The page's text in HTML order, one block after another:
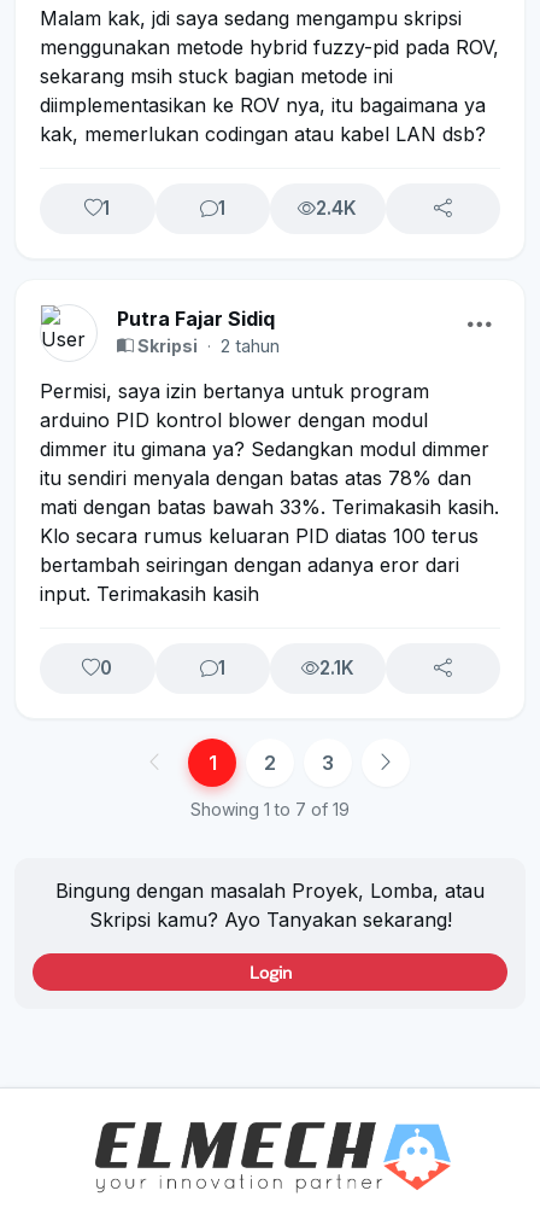
Malam kak, jdi saya sedang mengampu skripsi
menggunakan metode hybrid fuzzy-pid pada ROV,
sekarang msih stuck bagian metode ini
diimplementasikan ke ROV nya, itu bagaimana ya
kak, memerlukan codingan atau kabel LAN dsb?
1 1 2.4K
Putra Fajar Sidiq
Skripsi · 2 tahun
Permisi, saya izin bertanya untuk program
arduino PID kontrol blower dengan modul
dimmer itu gimana ya? Sedangkan modul dimmer
itu sendiri menyala dengan batas atas 78% dan
mati dengan batas bawah 33%. Terimakasih kasih.
Klo secara rumus keluaran PID diatas 100 terus
bertambah seiringan dengan adanya eror dari
input. Terimakasih kasih
0 1 2.1K
1 2 3
Showing 1 to 7 of 19
Bingung dengan masalah Proyek, Lomba, atau
Skripsi kamu? Ayo Tanyakan sekarang!
Login